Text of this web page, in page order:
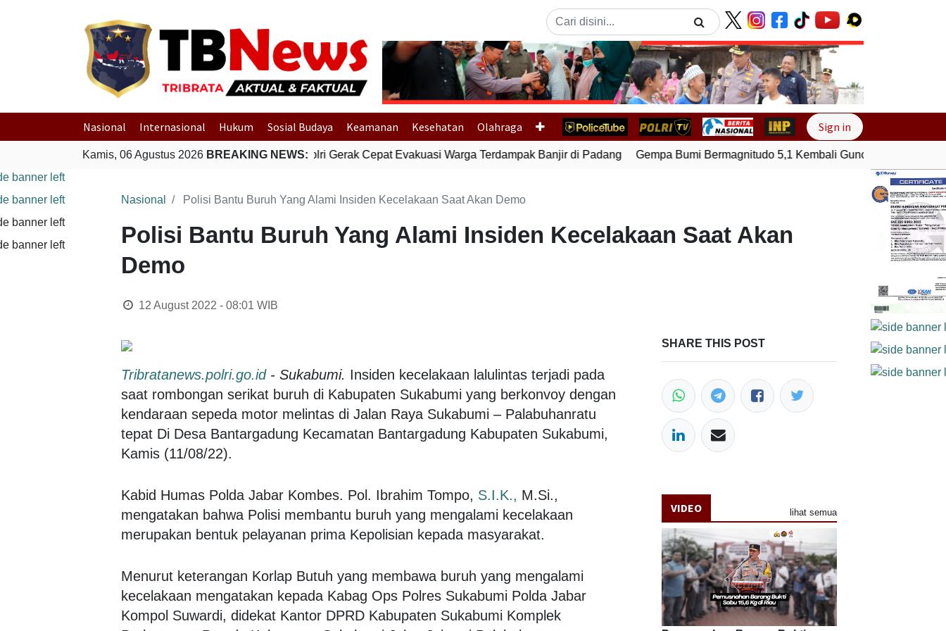
Previous Next
Nasional Internasional Hukum Sosial Budaya Keamanan Kesehatan Olahraga Sign in
Kamis, 06 Agustus 2026 BREAKING NEWS:Polri Gerak Cepat Evakuasi Warga Terdampak Banjir di Padang Gempa Bumi Bermagnitudo 5,1 Kembali Guncang Seram
Nasional Polisi Bantu Buruh Yang Alami Insiden Kecelakaan Saat Akan Demo
Polisi Bantu Buruh Yang Alami Insiden Kecelakaan Saat Akan
Demo
12 August 2022 - 08:01 WIB
Tribratanews.polri.go.id- Sukabumi. Insiden kecelakaan lalulintas terjadi pada
saat rombongan serikat buruh di Kabupaten Sukabumi yang berkonvoy dengan
kendaraan sepeda motor melintas di Jalan Raya Sukabumi – Palabuhanratu
tepat Di Desa Bantargadung Kecamatan Bantargadung Kabupaten Sukabumi,
Kamis (11/08/22).
Kabid Humas Polda Jabar Kombes. Pol. Ibrahim Tompo, S.I.K., M.Si.,
mengatakan bahwa Polisi membantu buruh yang mengalami kecelakaan
merupakan bentuk pelayanan prima Kepolisian kepada masyarakat.
Menurut keterangan Korlap Butuh yang membawa buruh yang mengalami
kecelakaan mengatakan kepada Kabag Ops Polres Sukabumi Polda Jabar
Kompol Suwardi, didekat Kantor DPRD Kabupaten Sukabumi Komplek
SHARE THIS POST
VIDEO lihat semua